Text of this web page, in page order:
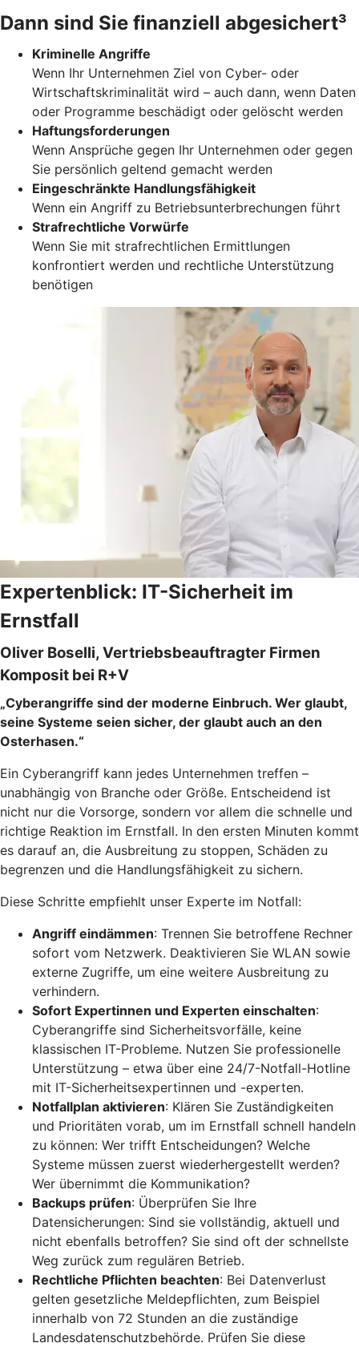
Dann sind Sie finanziell abgesichert³
Kriminelle Angriffe
Wenn Ihr Unternehmen Ziel von Cyber- oder
Wirtschaftskriminalität wird – auch dann, wenn Daten
oder Programme beschädigt oder gelöscht werden
Haftungsforderungen
Wenn Ansprüche gegen Ihr Unternehmen oder gegen
Sie persönlich geltend gemacht werden
Eingeschränkte Handlungsfähigkeit
Wenn ein Angriff zu Betriebsunterbrechungen führt
Strafrechtliche Vorwürfe
Wenn Sie mit strafrechtlichen Ermittlungen
konfrontiert werden und rechtliche Unterstützung
benötigen
Expertenblick: IT-Sicherheit im
Ernstfall
Oliver Boselli, Vertriebsbeauftragter Firmen
Komposit bei R+V
„Cyberangriffe sind der moderne Einbruch. Wer glaubt,
seine Systeme seien sicher, der glaubt auch an den
Osterhasen.“
Ein Cyberangriff kann jedes Unternehmen treffen –
unabhängig von Branche oder Größe. Entscheidend ist
nicht nur die Vorsorge, sondern vor allem die schnelle und
richtige Reaktion im Ernstfall. In den ersten Minuten kommt
es darauf an, die Ausbreitung zu stoppen, Schäden zu
begrenzen und die Handlungsfähigkeit zu sichern.
Diese Schritte empfiehlt unser Experte im Notfall:
Angriff eindämmen: Trennen Sie betroffene Rechner
sofort vom Netzwerk. Deaktivieren Sie WLAN sowie
externe Zugriffe, um eine weitere Ausbreitung zu
verhindern.
Sofort Expertinnen und Experten einschalten:
Cyberangriffe sind Sicherheitsvorfälle, keine
klassischen IT-Probleme. Nutzen Sie professionelle
Unterstützung – etwa über eine 24/7-Notfall-Hotline
mit IT-Sicherheitsexpertinnen und -experten.
Notfallplan aktivieren: Klären Sie Zuständigkeiten
und Prioritäten vorab, um im Ernstfall schnell handeln
zu können: Wer trifft Entscheidungen? Welche
Systeme müssen zuerst wiederhergestellt werden?
Wer übernimmt die Kommunikation?
Backups prüfen: Überprüfen Sie Ihre
Datensicherungen: Sind sie vollständig, aktuell und
nicht ebenfalls betroffen? Sie sind oft der schnellste
Weg zurück zum regulären Betrieb.
Rechtliche Pflichten beachten: Bei Datenverlust
gelten gesetzliche Meldepflichten, zum Beispiel
innerhalb von 72 Stunden an die zuständige
Landesdatenschutzbehörde. Prüfen Sie diese